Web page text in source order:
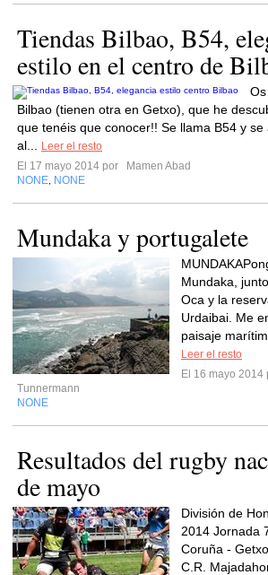
Tiendas Bilbao, B54,
estilo en el centro de
Bilbao (tienen otra en Getxo), que he
que tenéis que conocer!! Se llama B54 y
al...
Leer el resto
El 17 mayo 2014 por
Mamen Abad
NONE NONE
Mundaka y portugalete
Mundaka,
Oca y la
Urdaibai. Me
paisaje
Leer el resto
El 16 mayo 2014
Tunnermann
NONE
Resultados del rugby
de mayo
División de
2014 Jornada
Coruña -
C.R.